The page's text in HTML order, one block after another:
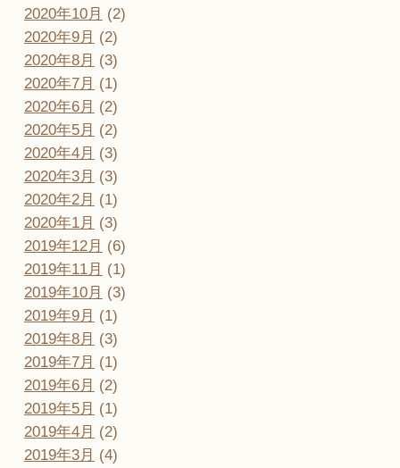
2020年10月 (2)
2020年9月 (2)
2020年8月 (3)
2020年7月 (1)
2020年6月 (2)
2020年5月 (2)
2020年4月 (3)
2020年3月 (3)
2020年2月 (1)
2020年1月 (3)
2019年12月 (6)
2019年11月 (1)
2019年10月 (3)
2019年9月 (1)
2019年8月 (3)
2019年7月 (1)
2019年6月 (2)
2019年5月 (1)
2019年4月 (2)
2019年3月 (4)